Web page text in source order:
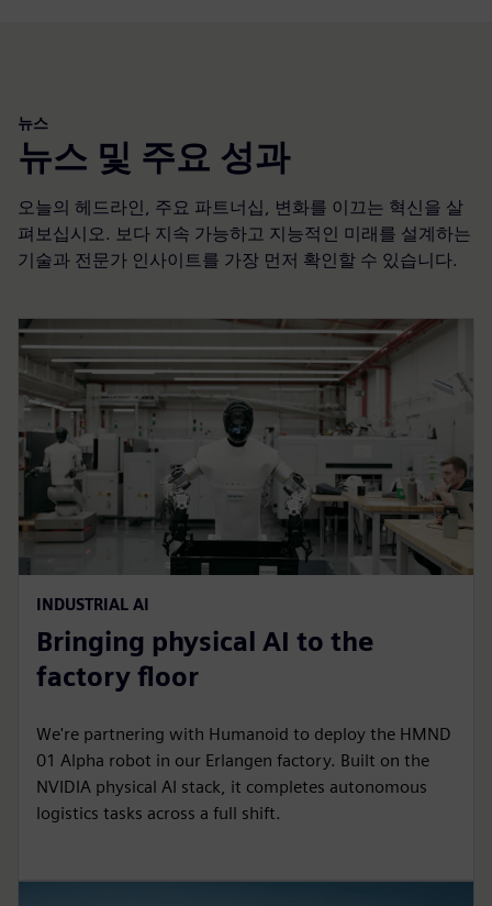
뉴스
뉴스 및 주요 성과
오늘의 헤드라인, 주요 파트너십, 변화를 이끄는 혁신을 살
펴보십시오. 보다 지속 가능하고 지능적인 미래를 설계하는
기술과 전문가 인사이트를 가장 먼저 확인할 수 있습니다.
INDUSTRIAL AI
Bringing physical AI to the
factory floor
We're partnering with Humanoid to deploy the HMND
01 Alpha robot in our Erlangen factory. Built on the
NVIDIA physical AI stack, it completes autonomous
logistics tasks across a full shift.